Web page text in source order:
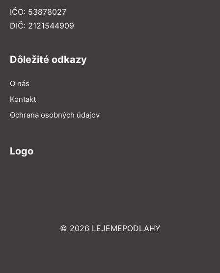
IČO: 53878027
DIČ: 2121544909
Dôležité odkazy
O nás
Kontakt
Ochrana osobných údajov
Logo
© 2026 LEJEMEPODLAHY